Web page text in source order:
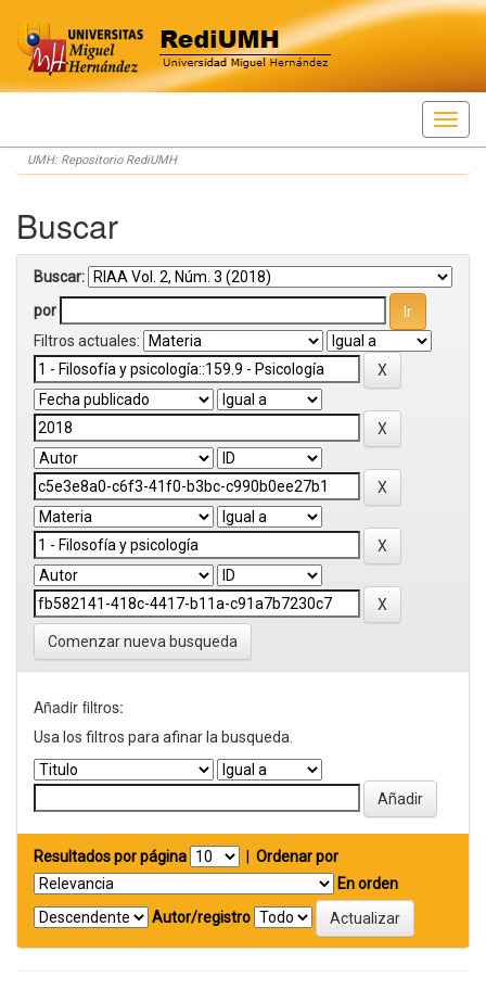
Skip
navigation
UMH: Repositorio RediUMH
Buscar
Buscar:
por
Filtros actuales:
Comenzar nueva busqueda
Añadir filtros:
Usa los filtros para afinar la busqueda.
Resultados por página
Ordenar por
En orden
Autor/registro